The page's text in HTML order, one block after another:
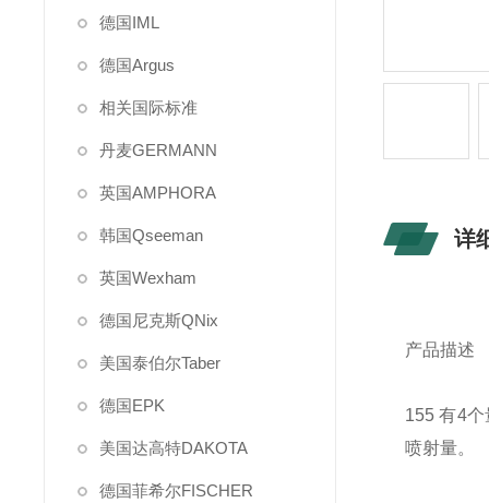
德国IML
德国Argus
相关国际标准
丹麦GERMANN
英国AMPHORA
韩国Qseeman
英国Wexham
德国尼克斯QNix
美国泰伯尔Taber
德国EPK
美国达高特DAKOTA
德国菲希尔FISCHER
详
产品描述
155 有4
喷射量。